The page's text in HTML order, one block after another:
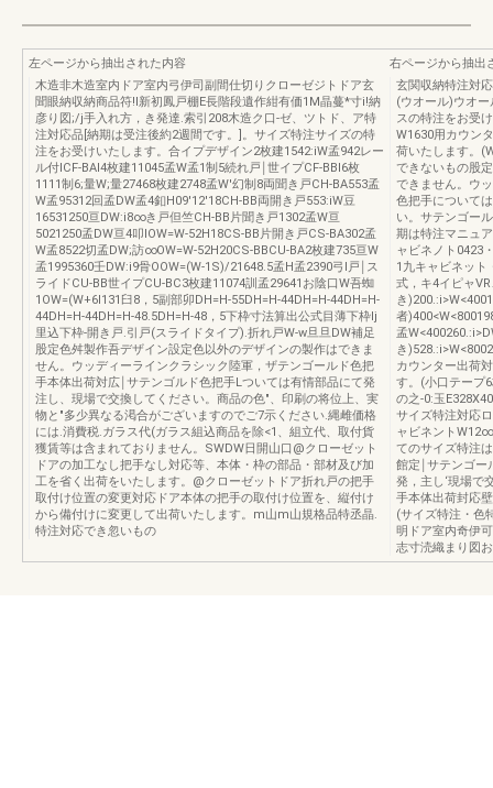
左ページから抽出された内容
木造非木造室内ドア室内弓伊司副間仕切りクローゼジトドア玄
聞眼納収納商品符!I新初鳳戸棚E長階段遺作紺有価1M晶蔓*寸i!納
彦り図;/j手入れ方，き発達.索引208木造ク口-ゼ、ツトド、ア特
注対応品[納期は受注後約2週間です。]。サイズ特注サイズの特
注をお受けいたします。合イプデザイン2枚建1542:iW孟942レー
ル付ICF-BAI4枚建11045孟W孟1制5続れ戸￨世イプCF-BBI6枚
1111制6;量W;量27468枚建2748孟W'幻制8両聞き戸CH-BA553孟
W孟95312回孟DW孟4釦H09'12'18CH-BB両開き戸553:iW豆
16531250亘DW:i8∞き戸但竺CH-BB片聞き戸1302孟W亘
5021250孟DW亘4叩IOW=W-52H18CS-BB片開き戸CS-BA302孟
W孟8522切孟DW;訪∞OW=W-52H20CS-BBCU-BA2枚建735亘W
孟1995360壬DW:i9骨OOW=(W-1S)/21648.5孟H孟2390弓l戸￨ス
ライドCU-BB世イプCU-BC3枚建11074訓孟29641お陰口W吾蜘
1OW=(W+6l131臼8，5副部卯DH=H-55DH=H-44DH=H-44DH=H-
44DH=H-44DH=H-48.5DH=H-48，5下枠寸法算出公式目薄下枠Ij
里込下枠-開き戸.引戸(スライドタイプ).折れ戸W-w旦旦DW補足
股定色舛製作吾デザイン設定色以外のデザインの製作はできま
せん。ウッディーラインクラシック陸軍，ザテンゴールド色把
手本体出荷対広￨サテンゴルド色把手Lついては有情部品にて発
注し、現場で交換してください。商品の色"、印刷の将位上、実
物と"多少異なる渇合がございますのでご7示ください.縄雌価格
には.消費税.ガラス代(ガラス組込商品を除<1、組立代、取付貨
獲賃等は含まれておりません。SWDW日開山口@クローゼット
ドアの加工なし把手なし対応等、本体・枠の部品・部材及び加
工を省く出荷をいたします。@クローゼットドア折れ戸の把手
取付け位置の変更対応ドア本体の把手の取付け位置を、縦付け
から備付けに変更して出荷いたします。m山m山規格品特丞晶.
特注対応でき忽いもの
右ページから抽出
玄関収納特注対
(ウオール)ウオ
スの特注をお受
W1630用カウン
荷いたします。
できないもの股
できません。ウ
色把手について
い。サテンゴー
期は特注マニュ
ャビネノト0423
1九キャビネッ
式，キ4イピャ
き
者
孟
き
カウンター出荷
す。(小口テープ
の之-0:玉
サイズ特注対応
ャビネント
てのサイズ特注
館定￨サテンゴー
発，主し‘現場で
手本体出荷封応
(サイズ特注・色
明ドア室内奇伊
志寸涜織まり図